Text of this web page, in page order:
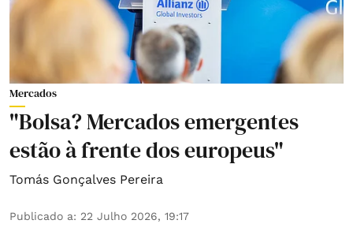
Mercados
"Bolsa? Mercados emergentes
estão à frente dos europeus"
Tomás Gonçalves Pereira
Publicado a: 22 Julho 2026, 19:17